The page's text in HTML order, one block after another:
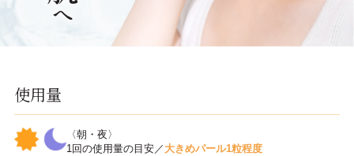
使用量
〈朝・夜〉
1回の使用量の目安／ 大きめパール1粒程度